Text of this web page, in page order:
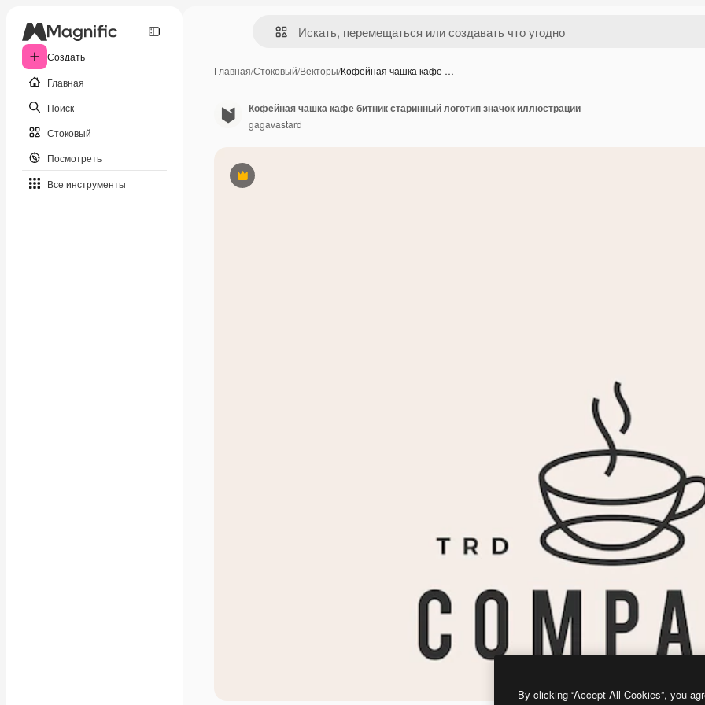
Создать
Главная
Поиск
Стоковый
Посмотреть
Все инструменты
Главная/Стоковый/Векторы/Кофейная чашка кафе …
Премиум
Кофейная чашка кафе битник старинный логотип значок иллюстрации
gagavastard
By clicking “Accept All Cookies”, you